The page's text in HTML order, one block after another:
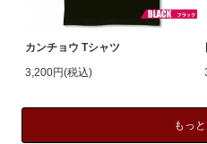
カンチョウ Tシャツ
3,200円(税込)
もっ